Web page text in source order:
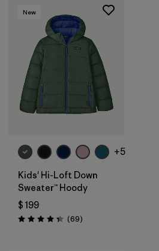
New
+5
Kids' Hi-Loft Down
Sweater™ Hoody
$ 199
Valoración: 4.3 / 5
(69Comentarios
)